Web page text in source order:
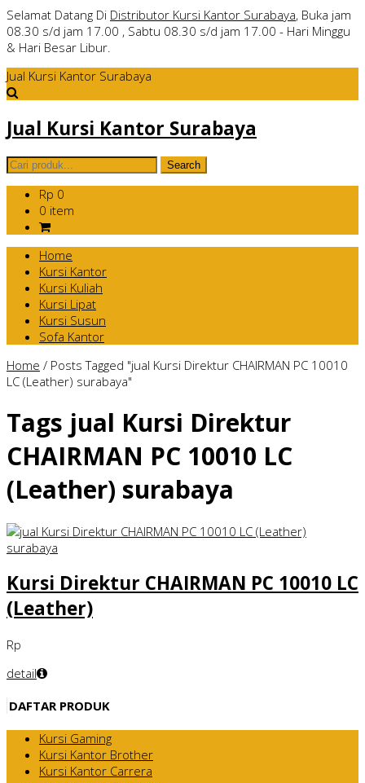
Selamat Datang Di Distributor Kursi Kantor Surabaya, Buka jam
08.30 s/d jam 17.00 , Sabtu 08.30 s/d jam 17.00 - Hari Minggu
& Hari Besar Libur.
Jual Kursi Kantor Surabaya
Jual Kursi Kantor Surabaya
Rp 0
0 item
Home
Kursi Kantor
Kursi Kuliah
Kursi Lipat
Kursi Susun
Sofa Kantor
Home / Posts Tagged "jual Kursi Direktur CHAIRMAN PC 10010
LC (Leather) surabaya"
Tags jual Kursi Direktur
CHAIRMAN PC 10010 LC
(Leather) surabaya
Kursi Direktur CHAIRMAN PC 10010 LC
(Leather)
Rp
detail
DAFTAR PRODUK
Kursi Gaming
Kursi Kantor Brother
Kursi Kantor Carrera